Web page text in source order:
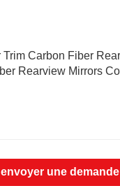
envoyer une demande